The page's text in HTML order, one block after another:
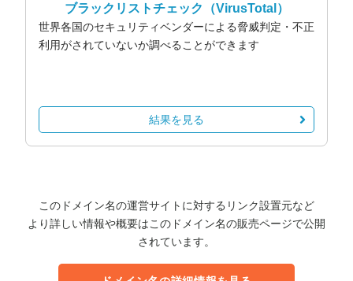
ブラックリストチェック （VirusTotal）
世界各国のセキュリティベンダーによる脅威判定・不正
利用がされていないか調べることができます
結果を見る
このドメイン名の運営サイトに対するリンク設置元など
より詳しい情報や概要はこのドメイン名の販売ページで公開
されています。